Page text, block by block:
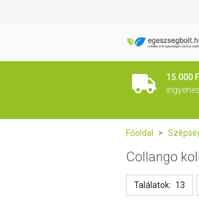
15.000
Főoldal
Collango
Találatok: 13